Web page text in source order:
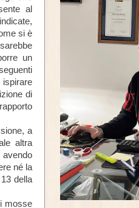
al
si è
un
ispirare
di
a
altra
né la
della
mosse